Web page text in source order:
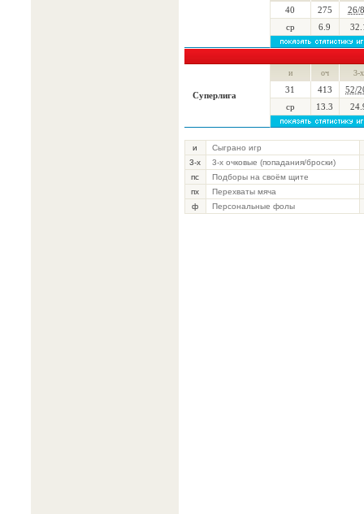
40 275
26/
ср
6.9
Суперлига
и оч 3-х
31 413
52/
ср
13.3
и
Сыграно игр
3-х
3-х очковые (попадания/броски)
пс
Подборы на своём щите
пх
Перехваты мяча
ф
Персональные фолы